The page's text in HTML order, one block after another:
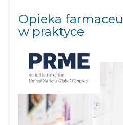
Opieka
w praktyce